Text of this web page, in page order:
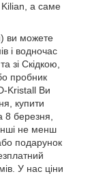
а саме
ви можете
і водночас
зі Скідкою,
пробник
Kristall Ви
купити
8 березня,
не менш
подарунок
У нас ціни